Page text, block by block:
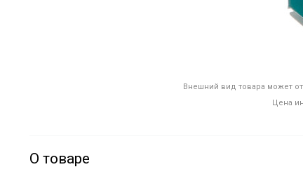
Внешний вид товара может
Цена
О товаре